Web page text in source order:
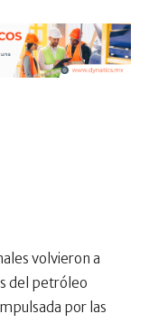
volvieron a
del petróleo
por las